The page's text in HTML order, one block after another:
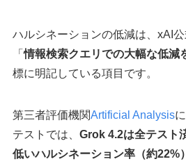
ハルシネーションの低減は、xAI
「情報検索クエリでの大幅な低減
標に明記している項目です。
第三者評価機関Artificial Analysis
テストでは、 Grok 4.2は全テスト
低いハルシネーション率（約22%